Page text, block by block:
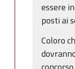
essere
posti ai
Coloro